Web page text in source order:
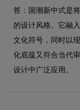
答：国潮新中式是
的设计风格。它融
文化符号，同时以
化底蕴又符合当代
设计中广泛应用。